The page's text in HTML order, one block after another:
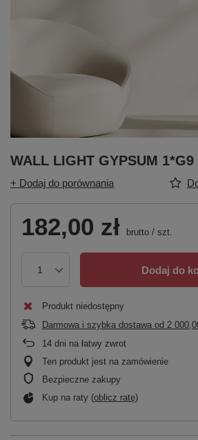
WALL LIGHT GYPSUM 1*G9
+ Dodaj do porównania
182,00 zł brutto / szt.
Dodaj do
Produkt niedostępny
Darmowa i szybka dostawa od 2
14 dni na łatwy zwrot
Ten produkt jest na zamówienie
Bezpieczne zakupy
Kup na raty (oblicz ratę)